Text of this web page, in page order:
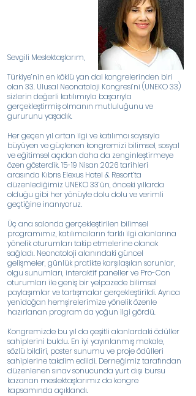
Sevgili Meslektaşlarım,
Türkiye’nin en köklü yan dal kongrelerinden biri
olan 33. Ulusal Neonatoloji Kongresi’ni (UNEKO 33)
sizlerin değerli katılımıyla başarıyla
gerçekleştirmiş olmanın mutluluğunu ve
gururunu yaşadık.
Her geçen yıl artan ilgi ve katılımcı sayısıyla
büyüyen ve güçlenen kongremizi bilimsel, sosyal
ve eğitimsel açıdan daha da zenginleştirmeye
özen gösterdik. 15-19 Nisan 2026 tarihleri
arasında Kıbrıs Elexus Hotel & Resort’ta
düzenlediğimiz UNEKO 33’ün, önceki yıllarda
olduğu gibi her yönüyle dolu dolu ve verimli
geçtiğine inanıyoruz.
Üç ana salonda gerçekleştirilen bilimsel
programımız, katılımcıların farklı ilgi alanlarına
yönelik oturumları takip etmelerine olanak
sağladı. Neonatoloji alanındaki güncel
gelişmeler, günlük pratikte karşılaşılan sorunlar,
olgu sunumları, interaktif paneller ve Pro-Con
oturumları ile geniş bir yelpazede bilimsel
paylaşımlar ve tartışmalar gerçekleştirildi. Ayrıca
yenidoğan hemşirelerimize yönelik özenle
hazırlanan program da yoğun ilgi gördü.
Kongremizde bu yıl da çeşitli alanlardaki ödüller
sahiplerini buldu. En iyi yayınlanmış makale,
sözlü bildiri, poster sunumu ve proje ödülleri
sahiplerine takdim edildi. Derneğimiz tarafından
düzenlenen sınav sonucunda yurt dışı bursu
kazanan meslektaşlarımız da kongre
kapsamında açıklandı.